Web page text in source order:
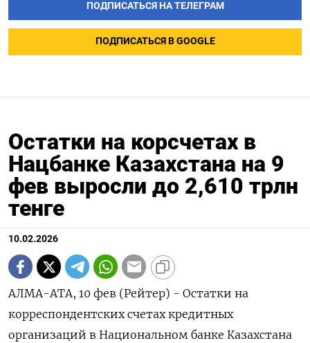
ПОДПИСАТЬСЯ НА ТЕЛЕГРАМ
ПОДПИСАТЬСЯ В GOOGLE
Остатки на корсчетах в
Нацбанке Казахстана на 9
фев выросли до 2,610 трлн
тенге
10.02.2026
АЛМА-АТА, 10 фев (Рейтер) - ⁠Остатки на
корреспондентских счетах кредитных
⁠организаций ​в ⁠Национальном ⁠банке Казахстана